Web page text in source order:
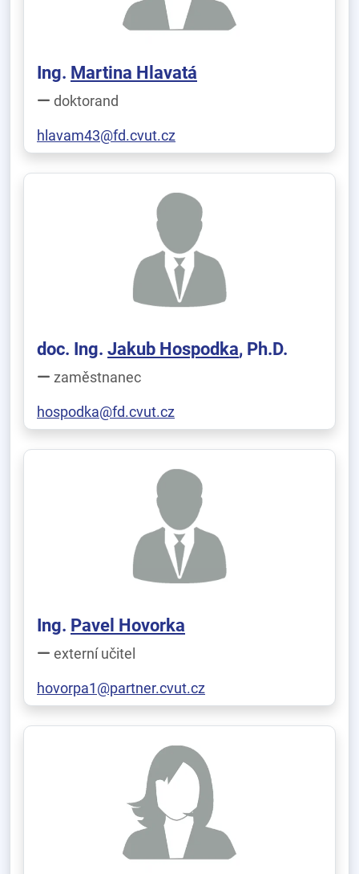
Ing. Martina Hlavatá
doktorand
hlavam43@fd.cvut.cz
doc. Ing. Jakub Hospodka, Ph.D.
zaměstnanec
hospodka@fd.cvut.cz
Ing. Pavel Hovorka
externí učitel
hovorpa1@partner.cvut.cz